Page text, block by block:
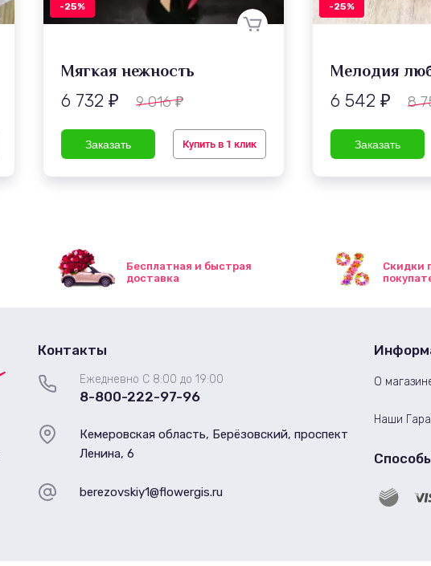
-25%
Мягкая нежность
6 732 ₽ 9 016₽
Купить в 1 клик
-25%
Мелодия
6 542 ₽ 8
Бесплатная и быстрая
доставка
Скидки
Контакты
Ежедневно С 8:00 до 19:00
8-800-222-97-96
Кемеровская область, Берёзовский, проспект
Ленина, 6
berezovskiy1@flowergis.ru
О
Наши